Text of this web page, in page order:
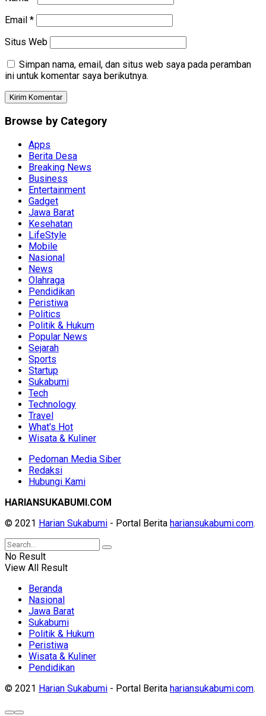
Email *
Situs Web
Simpan nama, email, dan situs web saya pada peramban
ini untuk komentar saya berikutnya.
Browse by Category
Apps
Berita Desa
Breaking News
Business
Entertainment
Gadget
Jawa Barat
Kesehatan
LifeStyle
Mobile
Nasional
News
Olahraga
Pendidikan
Peristiwa
Politics
Politik & Hukum
Popular News
Sejarah
Sports
Startup
Sukabumi
Tech
Technology
Travel
What's Hot
Wisata & Kuliner
Pedoman Media Siber
Redaksi
Hubungi Kami
HARIANSUKABUMI.COM
© 2021 Harian Sukabumi - Portal Berita hariansukabumi.com.
No Result
View All Result
Beranda
Nasional
Jawa Barat
Sukabumi
Politik & Hukum
Peristiwa
Wisata & Kuliner
Pendidikan
© 2021 Harian Sukabumi - Portal Berita hariansukabumi.com.